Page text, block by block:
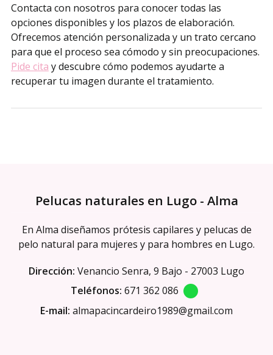
Contacta con nosotros para conocer todas las
opciones disponibles y los plazos de elaboración.
Ofrecemos atención personalizada y un trato cercano
para que el proceso sea cómodo y sin preocupaciones.
Pide cita y descubre cómo podemos ayudarte a
recuperar tu imagen durante el tratamiento.
Pelucas naturales en Lugo - Alma
En Alma diseñamos prótesis capilares y pelucas de
pelo natural para mujeres y para hombres en Lugo.
Dirección: Venancio Senra, 9 Bajo - 27003 Lugo
Teléfonos: 671 362 086
E-mail: almapacincardeiro1989@gmail.com